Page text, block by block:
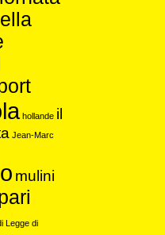
hollande il
Jean-Marc
mulini
Legge di